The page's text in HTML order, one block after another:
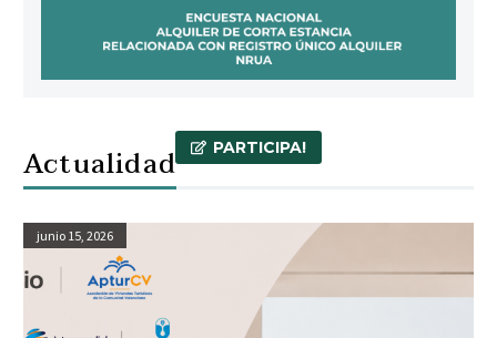
Actualidad PARTICIPA!
junio 15, 2026